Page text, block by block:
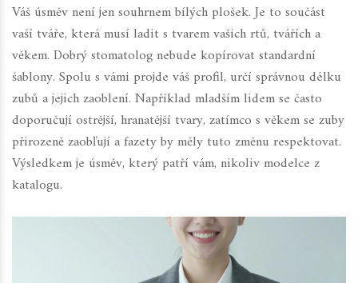
Váš úsměv není jen souhrnem bílých plošek. Je to součást
vaší tváře, která musí ladit s tvarem vašich rtů, tvářích a
věkem. Dobrý stomatolog nebude kopírovat standardní
šablony. Spolu s vámi projde váš profil, určí správnou délku
zubů a jejich zaoblení. Například mladším lidem se často
doporučují ostrější, hranatější tvary, zatímco s věkem se zuby
přirozeně zaobľují a fazety by měly tuto změnu respektovat.
Výsledkem je úsměv, který patří vám, nikoliv modelce z
katalogu.